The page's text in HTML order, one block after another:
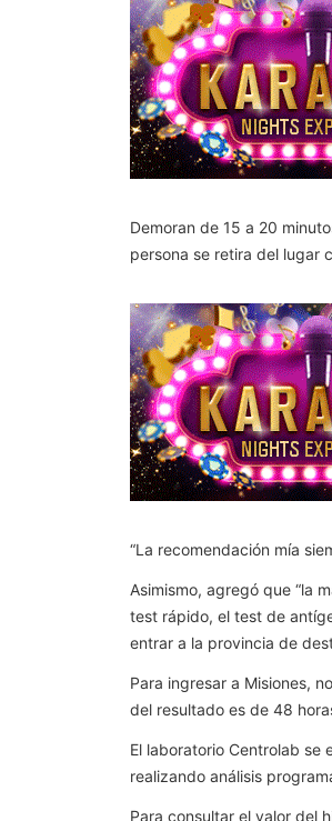
Demoran de 15 a 20
persona se retira del lugar
“La recomendación mía
Asimismo, agregó que “la
test rápido, el test de
entrar a la provincia de
Para ingresar a Misiones,
del resultado es de 48
El laboratorio Centrolab se
realizando análisis
Para consultar el valor del